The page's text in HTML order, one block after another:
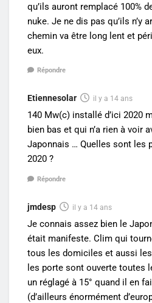
qu’ils auront remplacé 100%
nuke. Je ne dis pas qu’ils n’y
chemin va être long lent et
eux.
Répondre
Etiennesolar il y a 14 ans
140 Mw(c) installé d’ici 2020
bien bas et qui n’a rien à voir
Japonnais … Quelles sont les
2020 ?
Répondre
jmdesp il y a 14 ans
Je connais assez bien le
était manifeste. Clim qui
tous les domiciles et aussi
les porte sont ouverte toutes
un réglagé à 15° quand il en
(d’ailleurs énormément